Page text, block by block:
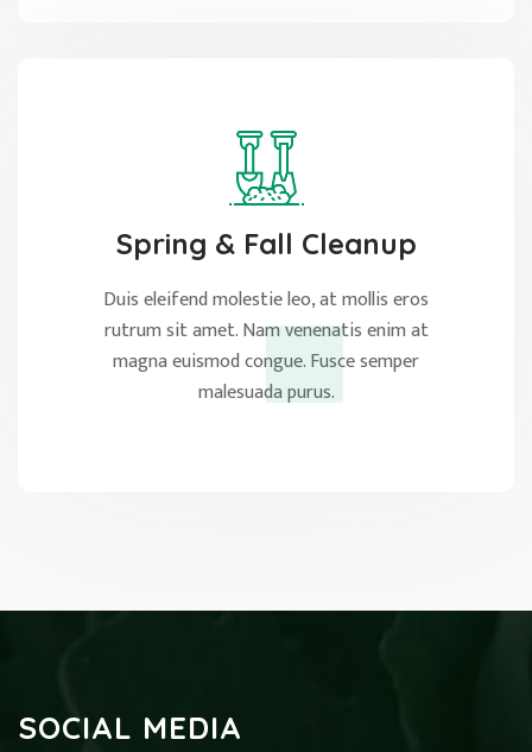
Spring & Fall Cleanup
Duis eleifend molestie leo, at mollis eros
rutrum sit amet. Nam venenatis enim at
magna euismod congue. Fusce semper
malesuada purus.
SOCIAL MEDIA